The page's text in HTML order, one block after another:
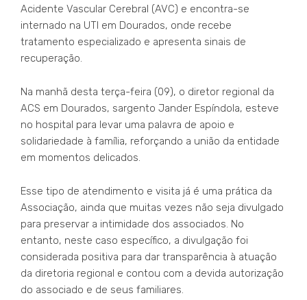
Acidente Vascular Cerebral (AVC) e encontra-se
internado na UTI em Dourados, onde recebe
tratamento especializado e apresenta sinais de
recuperação.
Na manhã desta terça-feira (09), o diretor regional da
ACS em Dourados, sargento Jander Espíndola, esteve
no hospital para levar uma palavra de apoio e
solidariedade à família, reforçando a união da entidade
em momentos delicados.
Esse tipo de atendimento e visita já é uma prática da
Associação, ainda que muitas vezes não seja divulgado
para preservar a intimidade dos associados. No
entanto, neste caso específico, a divulgação foi
considerada positiva para dar transparência à atuação
da diretoria regional e contou com a devida autorização
do associado e de seus familiares.